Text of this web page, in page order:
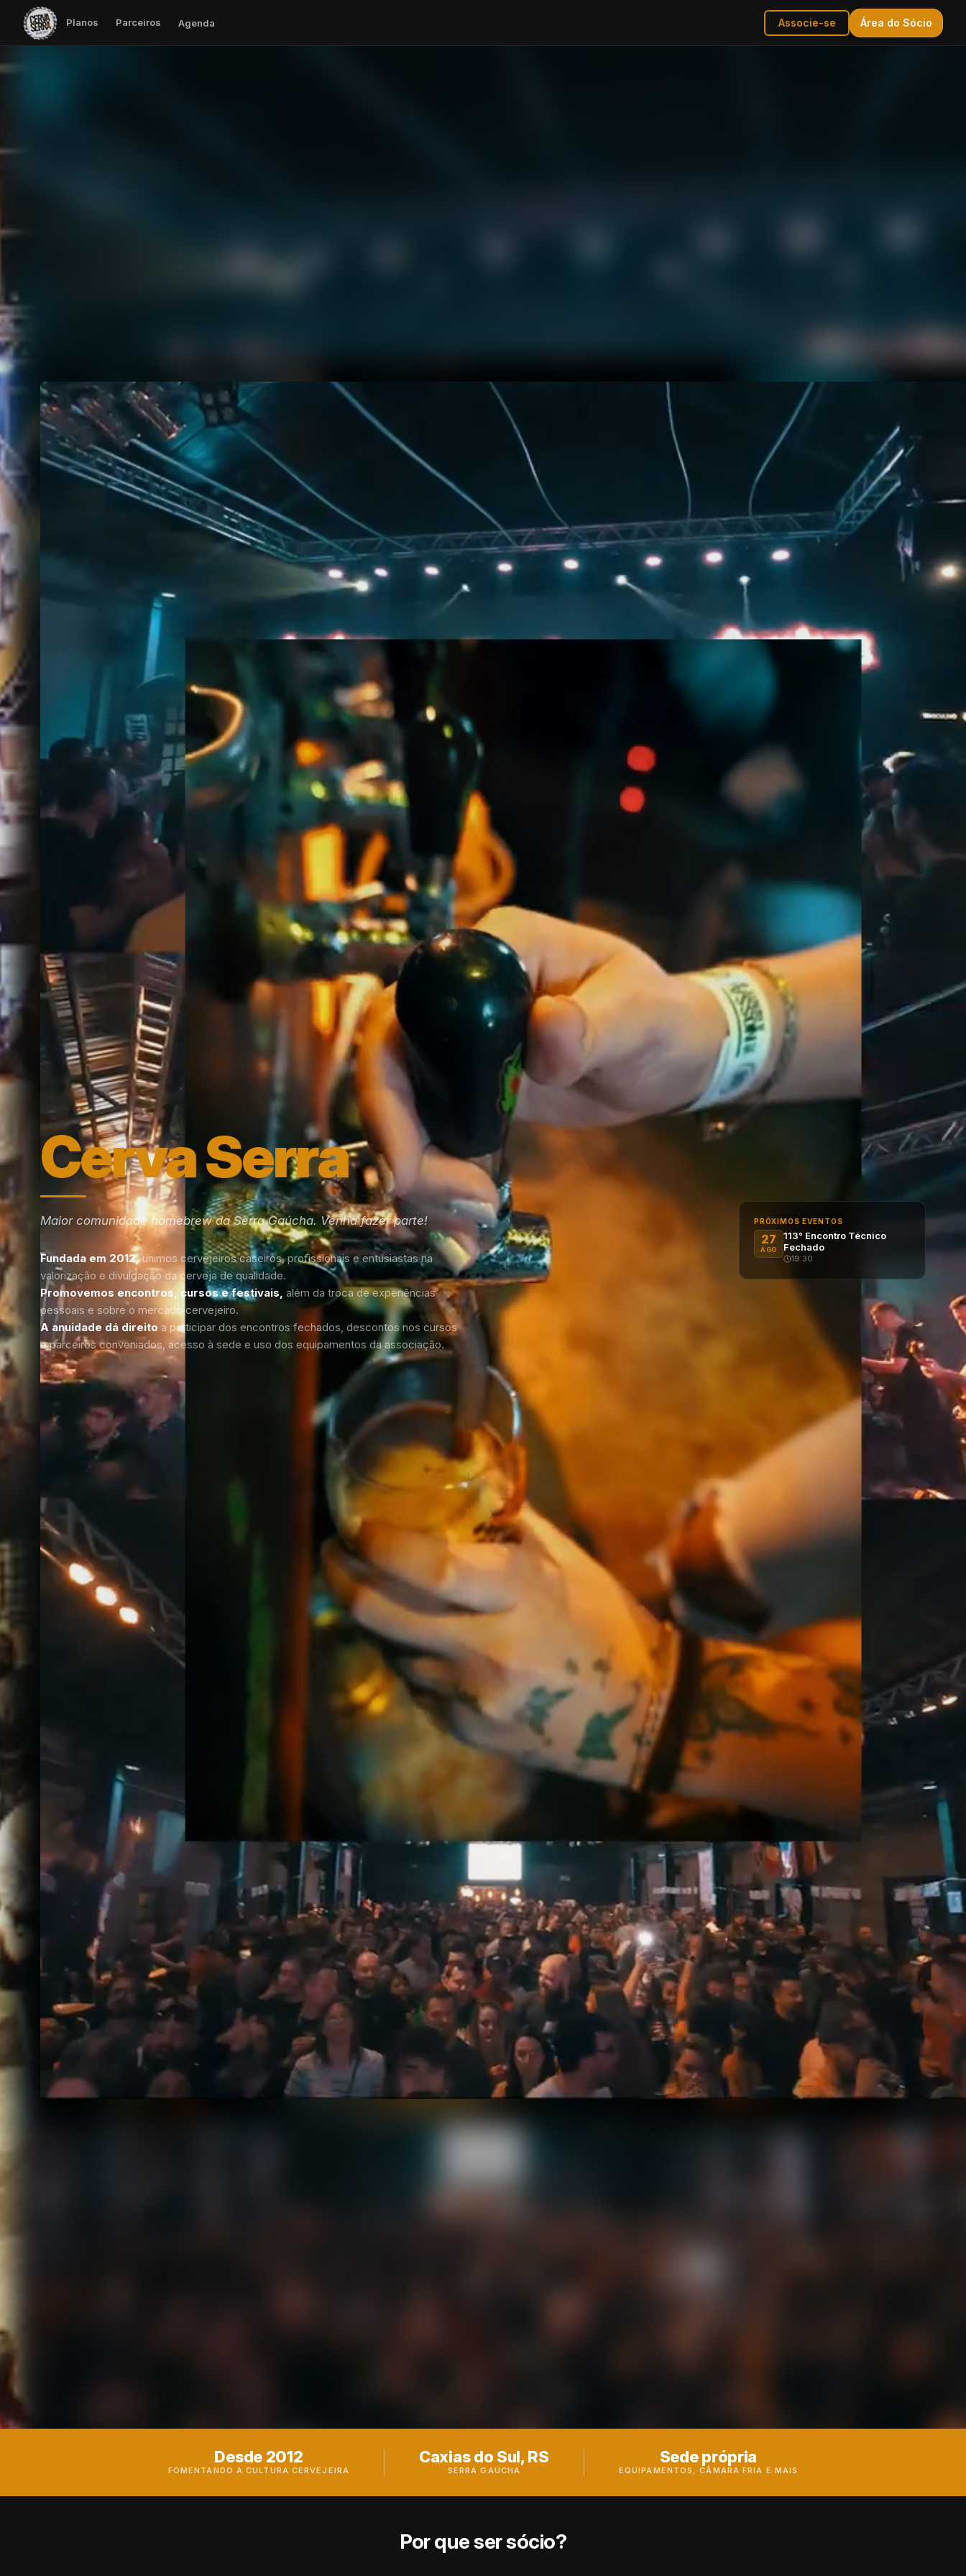
Planos Parceiros Agenda Associe-se Área do Sócio
Cerva Serra
Maior comunidade homebrew da Serra Gaúcha. Venha fazer parte!
Fundada em 2012, unimos cervejeiros caseiros, profissionais e entusiastas na
valorização e divulgação da cerveja de qualidade.
Promovemos encontros, cursos e festivais, além da troca de experiências
pessoais e sobre o mercado cervejeiro.
A anuidade dá direito a participar dos encontros fechados, descontos nos cursos
e parceiros conveniados, acesso à sede e uso dos equipamentos da associação.
PRÓXIMOS EVENTOS
27
AGO
113° Encontro Técnico
Fechado
19:30
Desde 2012
FOMENTANDO A CULTURA CERVEJEIRA
Caxias do Sul, RS
SERRA GAÚCHA
Sede própria
EQUIPAMENTOS, CÂMARA FRIA E MAIS
Por que ser sócio?